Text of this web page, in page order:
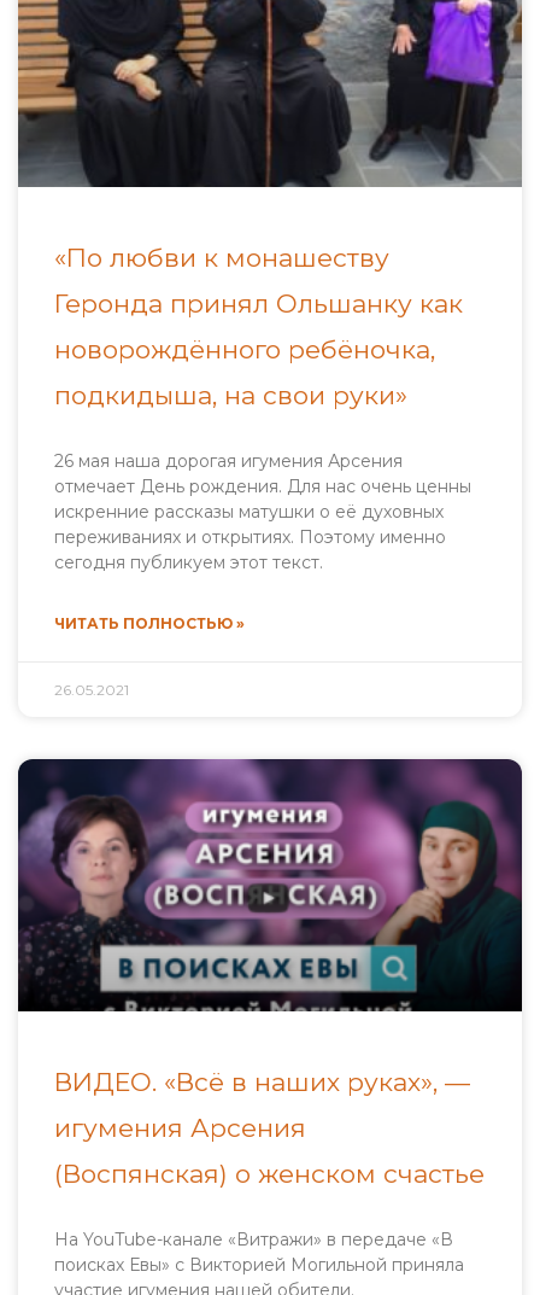
«По любви к монашеству
Геронда принял Ольшанку как
новорождённого ребёночка,
подкидыша, на свои руки»
26 мая наша дорогая игумения Арсения
отмечает День рождения. Для нас очень ценны
искренние рассказы матушки о её духовных
переживаниях и открытиях. Поэтому именно
сегодня публикуем этот текст.
ЧИТАТЬ ПОЛНОСТЬЮ »
26.05.2021
ВИДЕО. «Всё в наших руках», —
игумения Арсения
(Воспянская) о женском счастье
На YouTube-канале «Витражи» в передаче «В
поисках Евы» с Викторией Могильной приняла
участие игумения нашей обители.